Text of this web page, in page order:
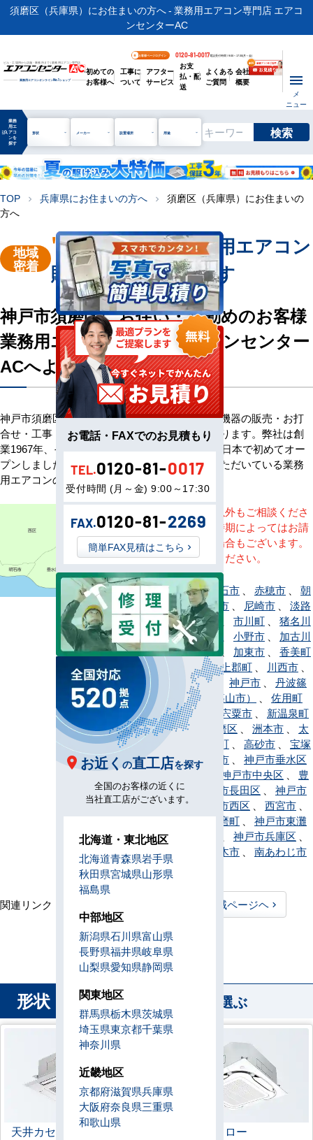
須磨区（兵庫県）にお住まいの方へ - 業務用エアコン専門店 エアコ
ンセンターAC
ビル・工場用から店舗・事務所まで | 業務用エアコン専門店
業務用エアコンオンラインNo.1ショップ
お客様ページログイン 0120-81-0017電話受付時間 / 9:00～17:30(月～金)
初めての
お客様へ
工事に
ついて
アフター
サービス
お支
払・配
送
よくある
ご質問
会社
概要
メ
ニュー
manage_search
業務
用エ
アコ
ンを
探す
形状 メーカー 設置場所 用途 検索
TOP chevron_right 兵庫県にお住まいの方へ chevron_right
須磨区（兵庫県）にお住まいの
方へ
地域
密着
"神戸市須磨区"業務用エアコン
販売・工事を承ります
神戸市須磨区にお住い・お勤めのお客様
業務用エアコン専門店エアコンセンター
ACへようこそ
神戸市須磨区のお客様へ業務用エアコン・空調機器の販売・お打
合せ・工事・アフターサービスまで一貫して承ります。弊社は創
業1967年、その信頼を基に空調のネット販売を日本で初めてオー
プンしました。以来、皆様にご信頼・ご愛顧いただいている業務
用エアコンのオンラインショップです。
※記載地域以外もご相談くださ
い。地域・時期によってはお請
けできない場合もございます。
直接ご相談ください。
相生市、明石市 赤穂市
朝
来市 、芦屋市 尼崎市
淡路
市、伊丹市 市川町
猪名川
町、稲美町 小野市
加古川
市、加西市 、 加東市
香美町
、
神河町、上郡町 川西市
神戸市北区
神戸市
丹波篠
山市（旧・篠山市）
佐用町
、三田市 宍粟市
新温泉町
、神戸市須磨区 洲本市
太
子町
多可町 高砂市
宝塚
市、たつの市
神戸市垂水区
、 丹波市 神戸市中央区
豊
岡市、 神戸市長田区
神戸市
灘区 、 神戸市西区 西宮市
西脇市、播磨町
神戸市東灘
区
神戸市兵庫区
福崎町
三木市
南あわじ市
、
関連リンク：
兵庫県全域ページヘ
兵庫県直工店所在地
形状 から業務用エアコンを選ぶ
天井カセット形4方向 ラウンドフロー
お電話・FAXでのお見積もり
TEL.0120-81-0017
受付時間 (月～金) 9:00～17:30
FAX.0120-81-2269
簡単FAX見積はこちら
お近く の直工店を探す
全国のお客様の近くに
当社直工店がございます。
北海道・東北地区
北海道青森県岩手県
秋田県宮城県山形県
福島県
中部地区
新潟県石川県富山県
長野県福井県岐阜県
山梨県愛知県静岡県
関東地区
群馬県栃木県茨城県
埼玉県東京都千葉県
神奈川県
近畿地区
京都府滋賀県兵庫県
大阪府奈良県三重県
和歌山県